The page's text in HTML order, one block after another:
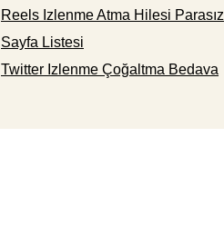
Reels Izlenme Atma Hilesi Parasız
Sayfa Listesi
Twitter Izlenme Çoğaltma Bedava